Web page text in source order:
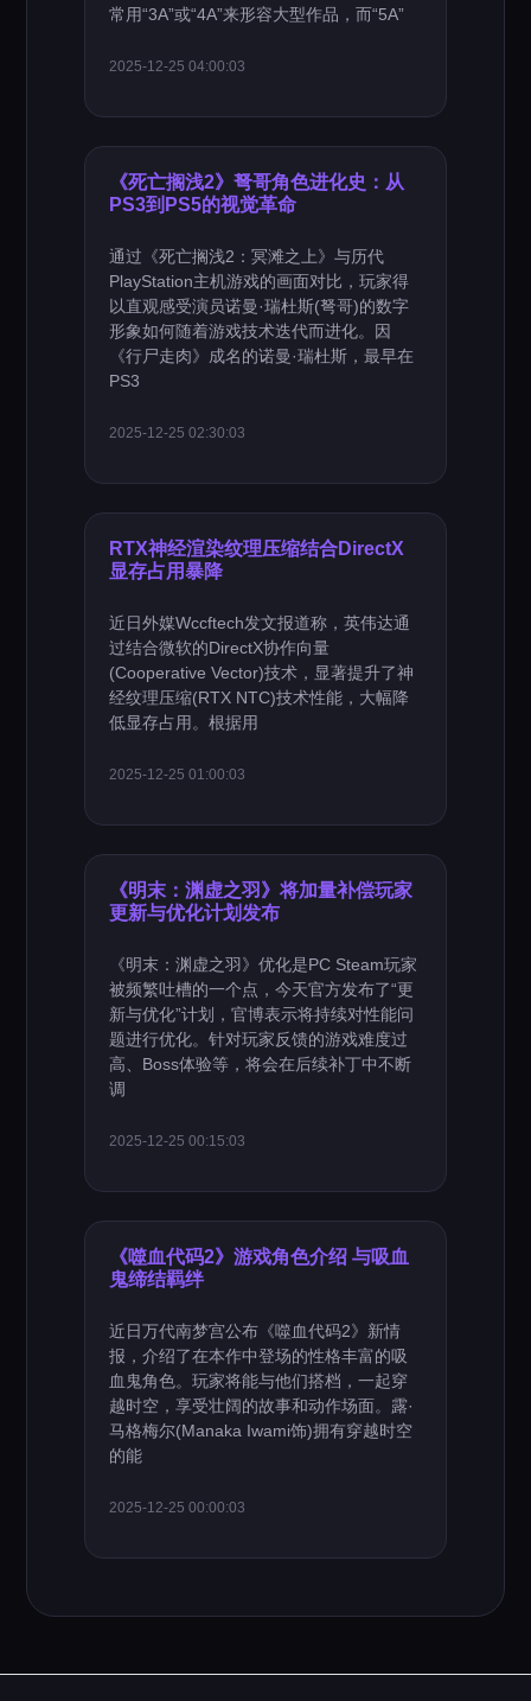
常用“3A”或“4A”来形容大型作品，而“5A”
2025-12-25 04:00:03
《死亡搁浅2》弩哥角色进化史：从
PS3到PS5的视觉革命
通过《死亡搁浅2：冥滩之上》与历代
PlayStation主机游戏的画面对比，玩家得
以直观感受演员诺曼·瑞杜斯(弩哥)的数字
形象如何随着游戏技术迭代而进化。因
《行尸走肉》成名的诺曼·瑞杜斯，最早在
PS3
2025-12-25 02:30:03
RTX神经渲染纹理压缩结合DirectX
显存占用暴降
近日外媒Wccftech发文报道称，英伟达通
过结合微软的DirectX协作向量
(Cooperative Vector)技术，显著提升了神
经纹理压缩(RTX NTC)技术性能，大幅降
低显存占用。根据用
2025-12-25 01:00:03
《明末：渊虚之羽》将加量补偿玩家
更新与优化计划发布
《明末：渊虚之羽》优化是PC Steam玩家
被频繁吐槽的一个点，今天官方发布了“更
新与优化”计划，官博表示将持续对性能问
题进行优化。针对玩家反馈的游戏难度过
高、Boss体验等，将会在后续补丁中不断
调
2025-12-25 00:15:03
《噬血代码2》游戏角色介绍 与吸血
鬼缔结羁绊
近日万代南梦宫公布《噬血代码2》新情
报，介绍了在本作中登场的性格丰富的吸
血鬼角色。玩家将能与他们搭档，一起穿
越时空，享受壮阔的故事和动作场面。露·
马格梅尔(Manaka Iwami饰)拥有穿越时空
的能
2025-12-25 00:00:03